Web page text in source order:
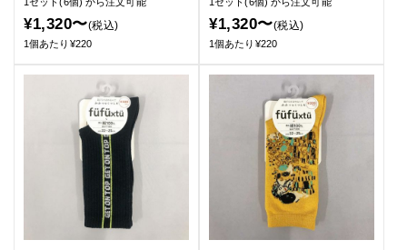
¥1,320〜(税込)
1個あたり¥220
¥1,320〜(税込)
1個あたり¥220